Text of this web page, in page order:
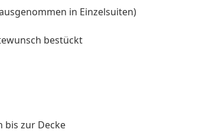
in Einzelsuiten)
bestückt
zur Decke